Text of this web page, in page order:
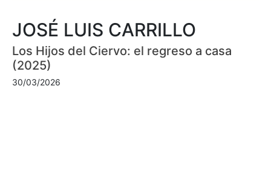
JOSÉ LUIS CARRILLO
Los Hijos del Ciervo: el regreso a casa
(2025)
30/03/2026